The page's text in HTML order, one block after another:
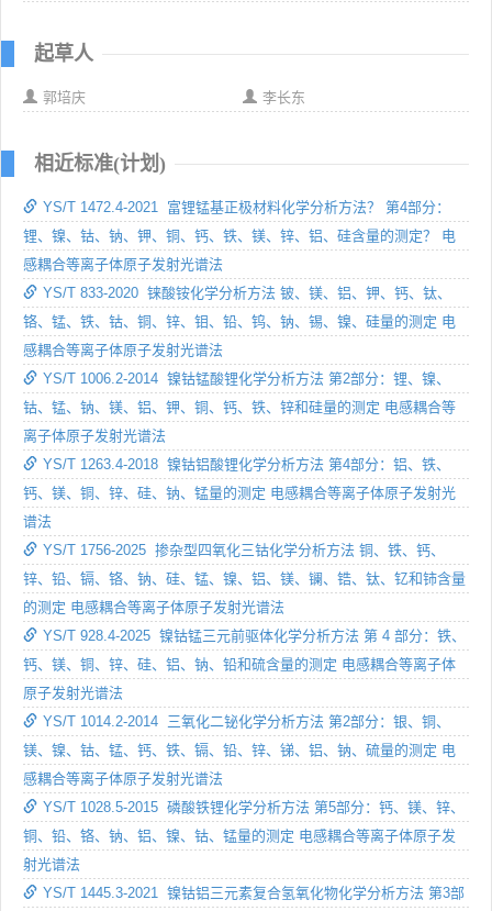
起草人
郭培庆 李长东
相近标准(计划)
YS/T 1472.4-2021 富锂锰基正极材料化学分析方法？ 第4部分：
锂、镍、钴、钠、钾、铜、钙、铁、镁、锌、铝、硅含量的测定？ 电
感耦合等离子体原子发射光谱法
YS/T 833-2020 铼酸铵化学分析方法 铍、镁、铝、钾、钙、钛、
铬、锰、铁、钴、铜、锌、钼、铅、钨、钠、锡、镍、硅量的测定 电
感耦合等离子体原子发射光谱法
YS/T 1006.2-2014 镍钴锰酸锂化学分析方法 第2部分：锂、镍、
钴、锰、钠、镁、铝、钾、铜、钙、铁、锌和硅量的测定 电感耦合等
离子体原子发射光谱法
YS/T 1263.4-2018 镍钴铝酸锂化学分析方法 第4部分：铝、铁、
钙、镁、铜、锌、硅、钠、锰量的测定 电感耦合等离子体原子发射光
谱法
YS/T 1756-2025 掺杂型四氧化三钴化学分析方法 铜、铁、钙、
锌、铅、镉、铬、钠、硅、锰、镍、铝、镁、镧、锆、钛、钇和铈含量
的测定 电感耦合等离子体原子发射光谱法
YS/T 928.4-2025 镍钴锰三元前驱体化学分析方法 第 4 部分：铁、
钙、镁、铜、锌、硅、铝、钠、铅和硫含量的测定 电感耦合等离子体
原子发射光谱法
YS/T 1014.2-2014 三氧化二铋化学分析方法 第2部分：银、铜、
镁、镍、钴、锰、钙、铁、镉、铅、锌、锑、铝、钠、硫量的测定 电
感耦合等离子体原子发射光谱法
YS/T 1028.5-2015 磷酸铁锂化学分析方法 第5部分：钙、镁、锌、
铜、铅、铬、钠、铝、镍、钴、锰量的测定 电感耦合等离子体原子发
射光谱法
YS/T 1445.3-2021 镍钴铝三元素复合氢氧化物化学分析方法 第3部